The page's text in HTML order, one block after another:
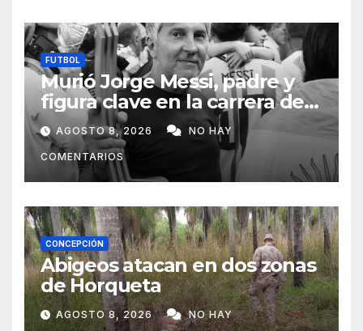
FUTBOL
Murió Jorge Messi, padre y
figura clave en la carrera de
Lionel Messi
AGOSTO 8, 2026 NO HAY
COMENTARIOS
CONCEPCIÓN
Abigeos atacan en dos zonas
de Horqueta
AGOSTO 8, 2026 NO HAY